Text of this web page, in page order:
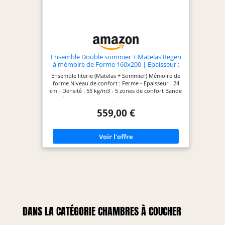
illustrées). Pour une livraison optimale, votre
commande sera expédiée dans deux colis
soigneusement protégés (matelas et sommier à
ressorts).
Ensemble Double sommier + Matelas Regen
à mémoire de Forme 160x200 | Epaisseur :
Ensemble literie (Matelas + Sommier) Mémoire de
forme Niveau de confort : Ferme - Epaisseur : 24
cm - Densité : 55 kg/m3 - 5 zones de confort Bande
latéral : 3D micro perforé - Coutil : Coutil 100%
Indépendance de couchage : Excellente -
Fabrication européenne - Garantie : 10 ans
559,00 €
DANS LA CATÉGORIE CHAMBRES À COUCHER